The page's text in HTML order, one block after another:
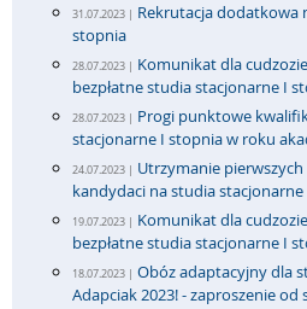
31.07.2023 | Rekrutacja dodatkowa
stopnia
28.07.2023 | Komunikat dla
bezpłatne studia stacjonarne I
28.07.2023 | Progi punktowe
stacjonarne I stopnia w roku
24.07.2023 | Utrzymanie
kandydaci na studia
19.07.2023 | Komunikat dla
bezpłatne studia stacjonarne I
18.07.2023 | Obóz adaptacyjny dla
Adapciak 2023! - zaproszenie od